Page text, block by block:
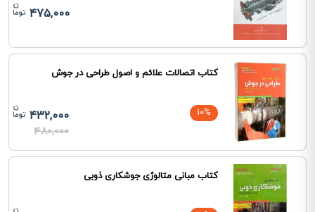
475,000
کتاب اتصالات علائم و اصول طراحی در جوش
10%
432,000
480,000
کتاب مبانی متالوژی جوشکاری ذوبی